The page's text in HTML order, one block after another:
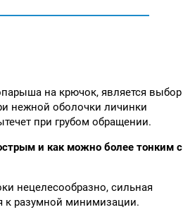
на крючок, является выбор
нежной оболочки личинки
при грубом обращении.
и как можно более тонким с
нецелесообразно, сильная
к разумной минимизации.